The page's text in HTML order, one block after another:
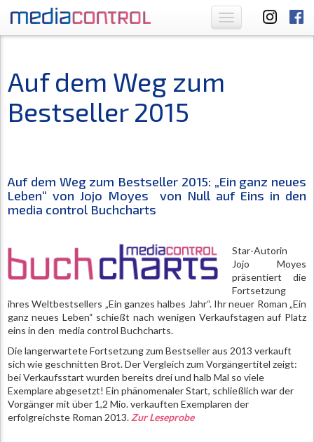
Toggle
navigation
Auf dem Weg zum
Bestseller 2015
Auf dem Weg zum Bestseller 2015: „Ein ganz neues
Leben“ von Jojo Moyes von Null auf Eins in den
media control Buchcharts
Star-Autorin
Jojo Moyes
präsentiert die
Fortsetzung
ihres Weltbestsellers „Ein ganzes halbes Jahr“. Ihr neuer Roman „Ein
ganz neues Leben“ schießt nach wenigen Verkaufstagen auf Platz
eins in den media control Buchcharts.
Die langerwartete Fortsetzung zum Bestseller aus 2013 verkauft
sich wie geschnitten Brot. Der Vergleich zum Vorgängertitel zeigt:
bei Verkaufsstart wurden bereits drei und halb Mal so viele
Exemplare abgesetzt! Ein phänomenaler Start, schließlich war der
Vorgänger mit über 1,2 Mio. verkauften Exemplaren der
erfolgreichste Roman 2013. Zur Leseprobe